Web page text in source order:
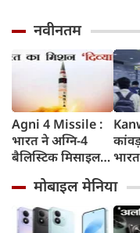
नवीनतम
Agni 4 Missile :
भारत ने अग्नि-4
बैलिस्टिक मिसाइल
किया, 4,000 KM
तक मारक क्षमता
कई
तक
मोबाइल मेनिया